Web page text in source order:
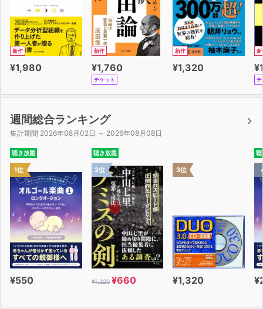
新作
¥1,980
新作
¥1,760
チケット
新作
¥1,320
新
チ
週間総合ランキング
集計期間 2026年08月02日 ～ 2026年08月08日
聴き放題
1位
¥550
聴き放題
2位
¥1,320 ¥660
3位
¥1,320
聴